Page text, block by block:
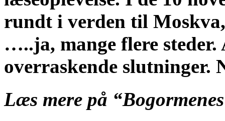
rundt i verden til
…..ja, mange flere
overraskende slutninger.
Læs mere på